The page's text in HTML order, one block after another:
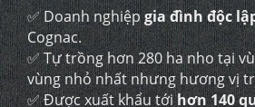
✅ Doanh nghiệpgia đình độc
Cognac.
✅ Tự trồng hơn 280 ha nho tại
vùng nhỏ nhất nhưng hương vị
✅ Được xuất khẩu tớihơn 140